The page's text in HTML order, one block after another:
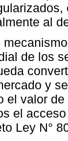
al
de los
y
el valor
el
Ley N°